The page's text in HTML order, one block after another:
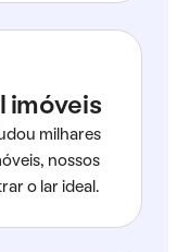
imóveis
milhares
nossos
o lar ideal.